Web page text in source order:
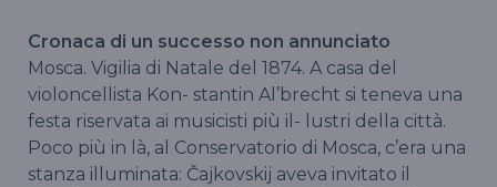
Cronaca di un successo non annunciato
Mosca. Vigilia di Natale del 1874. A casa del
violoncellista Kon- stantin Al’brecht si teneva una
festa riservata ai musicisti più il- lustri della città.
Poco più in là, al Conservatorio di Mosca, c’era una
stanza illuminata: Čajkovskij aveva invitato il